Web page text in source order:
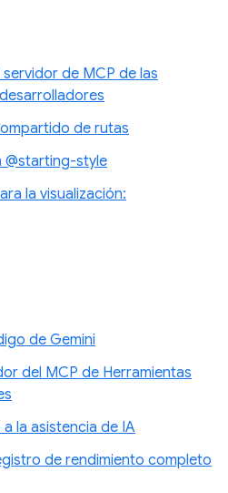
de MCP de las
de rutas
@starting-style
la visualización:
de Gemini
del MCP de Herramientas
la asistencia de IA
de rendimiento completo